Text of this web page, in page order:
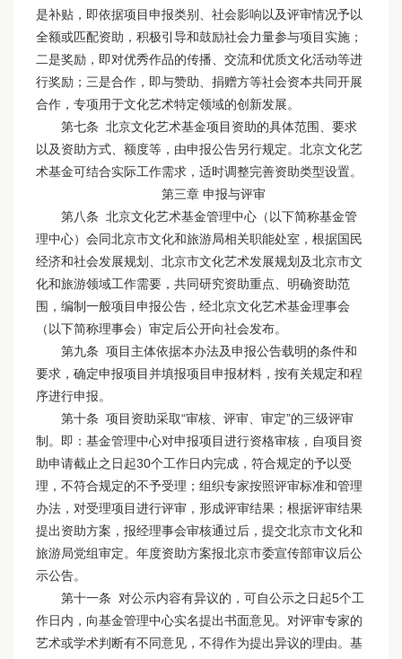
是补贴，即依据项目申报类别、社会影响以及评审情况予以
全额或匹配资助，积极引导和鼓励社会力量参与项目实施；
二是奖励，即对优秀作品的传播、交流和优质文化活动等进
行奖励；三是合作，即与赞助、捐赠方等社会资本共同开展
合作，专项用于文化艺术特定领域的创新发展。
第七条 北京文化艺术基金项目资助的具体范围、要求
以及资助方式、额度等，由申报公告另行规定。北京文化艺
术基金可结合实际工作需求，适时调整完善资助类型设置。
第三章 申报与评审
第八条 北京文化艺术基金管理中心（以下简称基金管
理中心）会同北京市文化和旅游局相关职能处室，根据国民
经济和社会发展规划、北京市文化艺术发展规划及北京市文
化和旅游领域工作需要，共同研究资助重点、明确资助范
围，编制一般项目申报公告，经北京文化艺术基金理事会
（以下简称理事会）审定后公开向社会发布。
第九条 项目主体依据本办法及申报公告载明的条件和
要求，确定申报项目并填报项目申报材料，按有关规定和程
序进行申报。
第十条 项目资助采取“审核、评审、审定”的三级评审
制。即：基金管理中心对申报项目进行资格审核，自项目资
助申请截止之日起30个工作日内完成，符合规定的予以受
理，不符合规定的不予受理；组织专家按照评审标准和管理
办法，对受理项目进行评审，形成评审结果；根据评审结果
提出资助方案，报经理事会审核通过后，提交北京市文化和
旅游局党组审定。年度资助方案报北京市委宣传部审议后公
示公告。
第十一条 对公示内容有异议的，可自公示之日起5个工
作日内，向基金管理中心实名提出书面意见。对评审专家的
艺术或学术判断有不同意见，不得作为提出异议的理由。基